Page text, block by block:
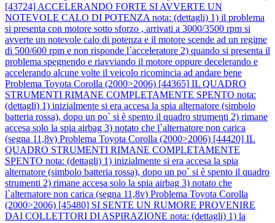
[43724] ACCELERANDO FORTE SI AVVERTE UN
NOTEVOLE CALO DI POTENZA nota: (dettagli) 1) il problema
si presenta con motore sotto sforzo , arrivati a 3000/3500 rpm si
avverte un notevole calo di potenza e il motore scende ad un regime
di 500/600 rpm e non risponde l`acceleratore 2) quando si presenta il
problema spegnendo e riavviando il motore oppure decelerando e
accelerando alcune volte il veicolo ricomincia ad andare bene
Problema Toyota Corolla (2000>2006) [44365] IL QUADRO
STRUMENTI RIMANE COMPLETAMENTE SPENTO nota:
(dettagli) 1) inizialmente si era accesa la spia alternatore (simbolo
batteria rossa), dopo un po` si è spento il quadro strumenti 2) rimane
accesa solo la spia airbag 3) notato che l`alternatore non carica
(segna 11,8v) Problema Toyota Corolla (2000>2006) [44420] IL
QUADRO STRUMENTI RIMANE COMPLETAMENTE
SPENTO nota: (dettagli) 1) inizialmente si era accesa la spia
alternatore (simbolo batteria rossa), dopo un po` si è spento il quadro
strumenti 2) rimane accesa solo la spia airbag 3) notato che
l`alternatore non carica (segna 11,8v) Problema Toyota Corolla
(2000>2006) [45480] SI SENTE UN RUMORE PROVENIRE
DAI COLLETTORI DI ASPIRAZIONE nota: (dettagli) 1) la